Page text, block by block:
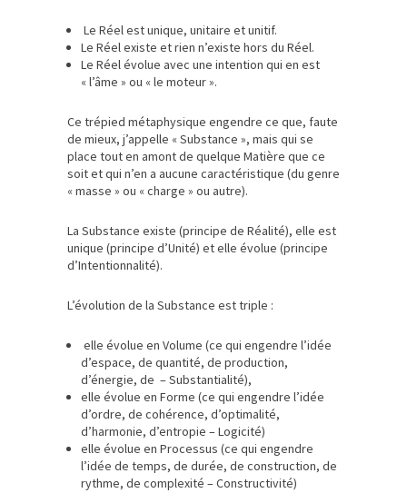
Le Réel est unique, unitaire et unitif.
Le Réel existe et rien n’existe hors du Réel.
Le Réel évolue avec une intention qui en est
« l’âme » ou « le moteur ».
Ce trépied métaphysique engendre ce que, faute
de mieux, j’appelle « Substance », mais qui se
place tout en amont de quelque Matière que ce
soit et qui n’en a aucune caractéristique (du genre
« masse » ou « charge » ou autre).
La Substance existe (principe de Réalité), elle est
unique (principe d’Unité) et elle évolue (principe
d’Intentionnalité).
L’évolution de la Substance est triple :
elle évolue en Volume (ce qui engendre l’idée
d’espace, de quantité, de production,
d’énergie, de – Substantialité),
elle évolue en Forme (ce qui engendre l’idée
d’ordre, de cohérence, d’optimalité,
d’harmonie, d’entropie – Logicité)
elle évolue en Processus (ce qui engendre
l’idée de temps, de durée, de construction, de
rythme, de complexité – Constructivité)